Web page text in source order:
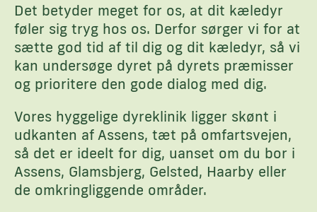
Det betyder meget for os, at dit kæledyr
føler sig tryg hos os. Derfor sørger vi for at
sætte god tid af til dig og dit kæledyr, så vi
kan undersøge dyret på dyrets præmisser
og prioritere den gode dialog med dig.
Vores hyggelige dyreklinik ligger skønt i
udkanten af Assens, tæt på omfartsvejen,
så det er ideelt for dig, uanset om du bor i
Assens, Glamsbjerg, Gelsted, Haarby eller
de omkringliggende områder.